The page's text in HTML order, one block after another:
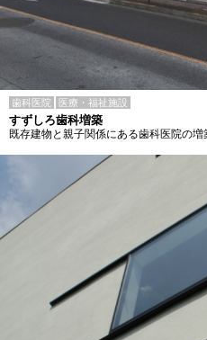
歯科医院 医療・福祉施設
すずしろ歯科増築
既存建物と親子関係にある歯科医院の増